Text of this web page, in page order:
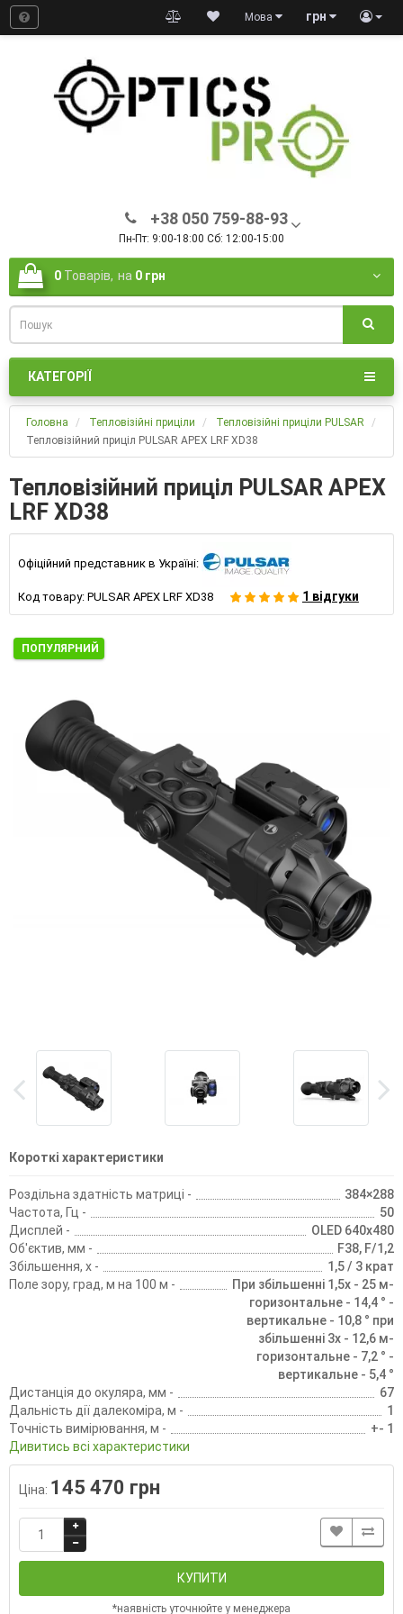
грн
Мова
+38 050 759-88-93
Пн-Пт: 9:00-18:00 Сб: 12:00-15:00
0 Товарів, на 0 грн
КАТЕГОРІЇ
Головна Тепловізійні приціли
Тепловізійні приціли PULSAR
Тепловізійний приціл PULSAR APEX LRF XD38
Тепловізійний приціл PULSAR APEX
LRF XD38
Офіційний представник в Україні:
Код товару: PULSAR APEX LRF XD38 1 відгуки
ПОПУЛЯРНИЙ
Короткі характеристики
Роздільна здатність матриці -
384×288
Частота, Гц -
50
Дисплей -
OLED 640x480
Об'єктив, мм -
F38, F/1,2
Збільшення, х -
1,5 / 3 крат
Поле зору, град, м на 100 м -
При збільшенні 1,5х - 25 м-
горизонтальне - 14,4 ° -
вертикальне - 10,8 ° при
збільшенні 3х - 12,6 м-
горизонтальне - 7,2 ° -
вертикальне - 5,4 °
Дистанція до окуляра, мм -
67
Дальність дії далекоміра, м -
1
Точність вимірювання, м -
+- 1
Дивитись всі характеристики
Ціна: 145 470 грн
КУПИТИ
*наявність уточнюйте у менеджера